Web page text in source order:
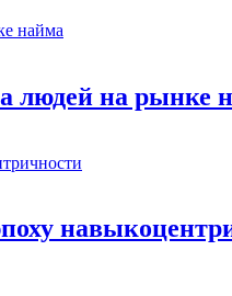
людей на рынке